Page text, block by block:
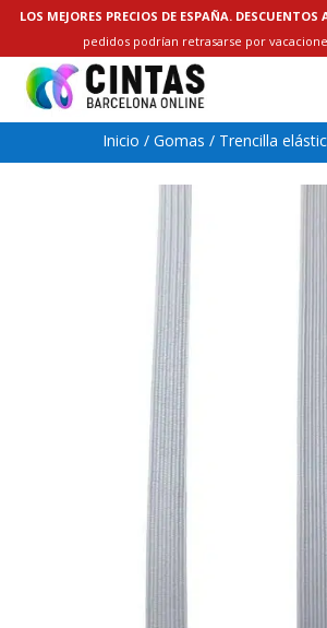
LOS MEJORES PRECIOS DE ESPAÑA.
pedidos podrían retrasarse por
Inicio / Gomas / Trencilla